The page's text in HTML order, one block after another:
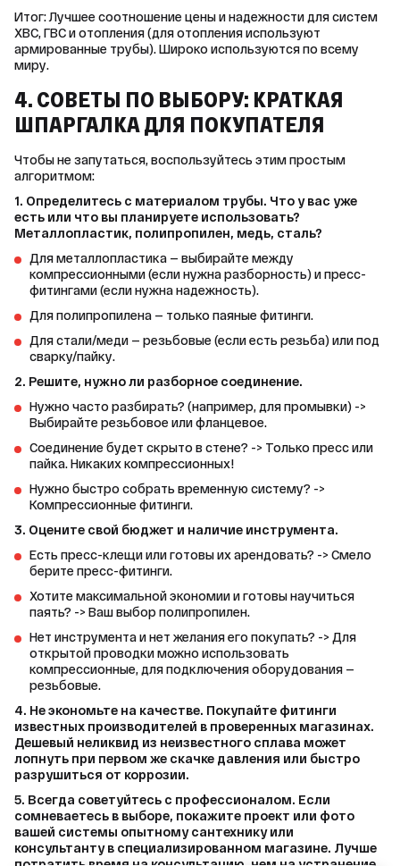
Итог: Лучшее соотношение цены и надежности для систем
ХВС, ГВС и отопления (для отопления используют
армированные трубы). Широко используются по всему
миру.
4. СОВЕТЫ ПО ВЫБОРУ: КРАТКАЯ
ШПАРГАЛКА ДЛЯ ПОКУПАТЕЛЯ
Чтобы не запутаться, воспользуйтесь этим простым
алгоритмом:
1. Определитесь с материалом трубы. Что у вас уже
есть или что вы планируете использовать?
Металлопластик, полипропилен, медь, сталь?
Для металлопластика — выбирайте между
компрессионными (если нужна разборность) и пресс-
фитингами (если нужна надежность).
Для полипропилена — только паяные фитинги.
Для стали/меди — резьбовые (если есть резьба) или под
сварку/пайку.
2. Решите, нужно ли разборное соединение.
Нужно часто разбирать? (например, для промывки) ->
Выбирайте резьбовое или фланцевое.
Соединение будет скрыто в стене? -> Только пресс или
пайка. Никаких компрессионных!
Нужно быстро собрать временную систему? ->
Компрессионные фитинги.
3. Оцените свой бюджет и наличие инструмента.
Есть пресс-клещи или готовы их арендовать? -> Смело
берите пресс-фитинги.
Хотите максимальной экономии и готовы научиться
паять? -> Ваш выбор полипропилен.
Нет инструмента и нет желания его покупать? -> Для
открытой проводки можно использовать
компрессионные, для подключения оборудования —
резьбовые.
4. Не экономьте на качестве. Покупайте фитинги
известных производителей в проверенных магазинах.
Дешевый неликвид из неизвестного сплава может
лопнуть при первом же скачке давления или быстро
разрушиться от коррозии.
5. Всегда советуйтесь с профессионалом. Если
сомневаетесь в выборе, покажите проект или фото
вашей системы опытному сантехнику или
консультанту в специализированном магазине. Лучше